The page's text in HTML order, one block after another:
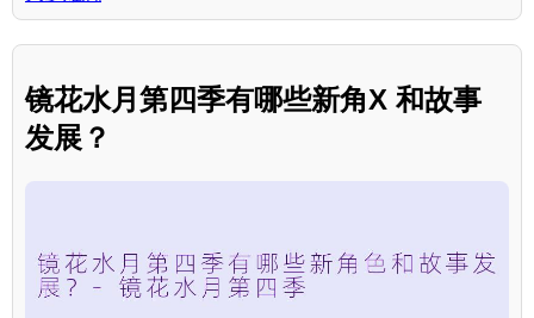
镜花水月第四季有哪些新角X 和故事
发展？